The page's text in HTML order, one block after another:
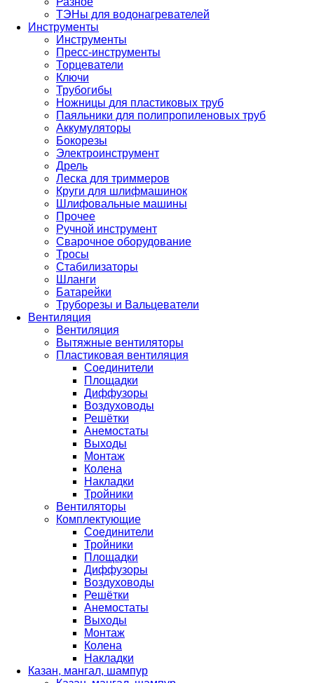
ТЭНы для водонагревателей
Инструменты
Инструменты
Пресс-инструменты
Торцеватели
Ключи
Трубогибы
Ножницы для пластиковых труб
Паяльники для полипропиленовых труб
Аккумуляторы
Бокорезы
Электроинструмент
Дрель
Леска для триммеров
Круги для шлифмашинок
Шлифовальные машины
Прочее
Ручной инструмент
Сварочное оборудование
Тросы
Стабилизаторы
Шланги
Батарейки
Труборезы и Вальцеватели
Вентиляция
Вентиляция
Вытяжные вентиляторы
Пластиковая вентиляция
Соединители
Площадки
Диффузоры
Воздуховоды
Решётки
Анемостаты
Выходы
Монтаж
Колена
Накладки
Тройники
Вентиляторы
Комплектующие
Соединители
Тройники
Площадки
Диффузоры
Воздуховоды
Решётки
Анемостаты
Выходы
Монтаж
Колена
Накладки
Казан, мангал, шампур